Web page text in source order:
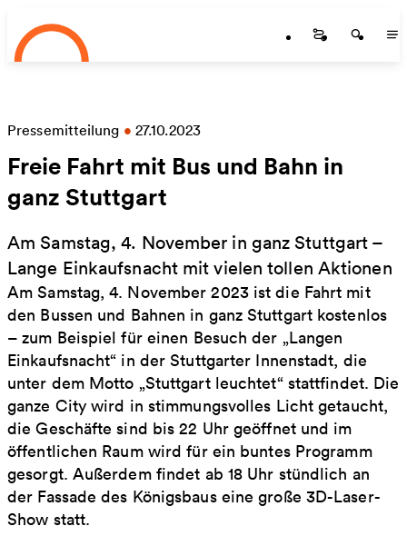
Zum Hauptinhalt springen
Startseite
Pressemitteilung • 27.10.2023
Freie Fahrt mit Bus und Bahn in
ganz Stuttgart
Am Samstag, 4. November in ganz Stuttgart –
Lange Einkaufsnacht mit vielen tollen Aktionen
Am Samstag, 4. November 2023 ist die Fahrt mit
den Bussen und Bahnen in ganz Stuttgart kostenlos
– zum Beispiel für einen Besuch der „Langen
Einkaufsnacht“ in der Stuttgarter Innenstadt, die
unter dem Motto „Stuttgart leuchtet“ stattfindet. Die
ganze City wird in stimmungsvolles Licht getaucht,
die Geschäfte sind bis 22 Uhr geöffnet und im
öffentlichen Raum wird für ein buntes Programm
gesorgt. Außerdem findet ab 18 Uhr stündlich an
der Fassade des Königsbaus eine große 3D-Laser-
Show statt.